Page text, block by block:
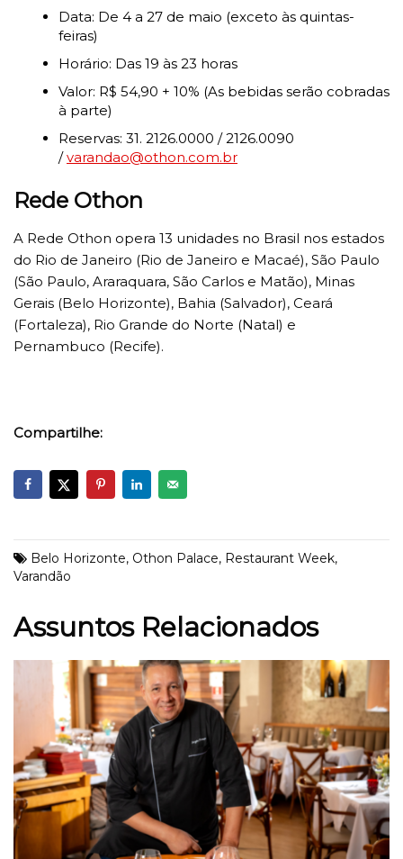
Data: De 4 a 27 de maio (exceto às quintas-
feiras)
Horário: Das 19 às 23 horas
Valor: R$ 54,90 + 10% (As bebidas serão cobradas
à parte)
Reservas: 31. 2126.0000 / 2126.0090
/varandao@othon.com.br
Rede Othon
A Rede Othon opera 13 unidades no Brasil nos estados
do Rio de Janeiro (Rio de Janeiro e Macaé), São Paulo
(São Paulo, Araraquara, São Carlos e Matão), Minas
Gerais (Belo Horizonte), Bahia (Salvador), Ceará
(Fortaleza), Rio Grande do Norte (Natal) e
Pernambuco (Recife).
Compartilhe:
Belo Horizonte, Othon Palace, Restaurant Week,
Varandão
Assuntos Relacionados